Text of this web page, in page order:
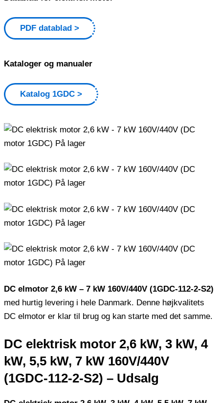
PDF datablad
Kataloger og manualer
Katalog 1GDC
DC elmotor 2,6 kW – 7 kW 160V/440V (1GDC-112-2-S2)
med hurtig levering i hele Danmark. Denne højkvalitets
DC elmotor er klar til brug og kan starte med det samme.
DC elektrisk motor 2,6 kW, 3 kW, 4
kW, 5,5 kW, 7 kW 160V/440V
(1GDC-112-2-S2) – Udsalg